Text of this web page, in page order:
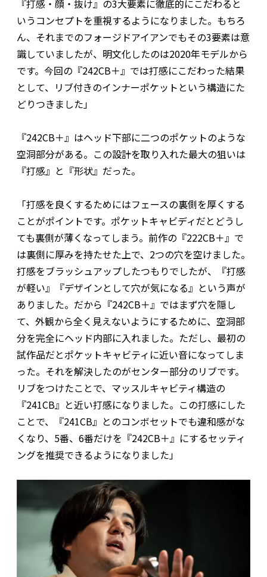
『打感・顔・抜け』の3大要素に徹底的にこだわると
いうコンセプトを重視するようになりました。もちろ
ん、それまでのフォージドアイアンでもその3要素は意
識していましたが、明文化したのは2020年モデルから
です。今回の『242CB＋』では打感にこだわった結果
として、リブ付きのインナーポケットという構造にた
どりつきました」
『242CB＋』はヘッド下部に二つのポケットのような
空洞部分がある。この設計を取り入れた最大の狙いは
『打感』と『形状』だった。
「打感を良くするためにはフェースの裏側を厚くする
ことがポイントです。ポケットキャビディだとどうし
ても裏側が薄くなってしまう。前作の『222CB＋』で
は裏側に厚みを持たせた上で、2つの穴を空けました。
打感をブラッシュアップしたつもりでしたが、『打感
が軽い』『デザインとして穴が気になる』という声が
ありました。だから『242CB＋』ではまず穴を隠し
て、外観から全く見えないようにするために、空洞部
分を完全にヘッド内部に入れました。ただし、最初の
試作品だとポケットキャビティに近い音になってしま
った。それを解決したのがセンター部分のリブです。
リブをつけたことで、マッスルキャビティ構造の
『241CB』と近い打感になりました。この打感にした
ことで、『241CB』とのコンボセットでも違和感がな
くなり、5番、6番だけを『242CB＋』にするセッティ
ングを推奨できるようになりました」